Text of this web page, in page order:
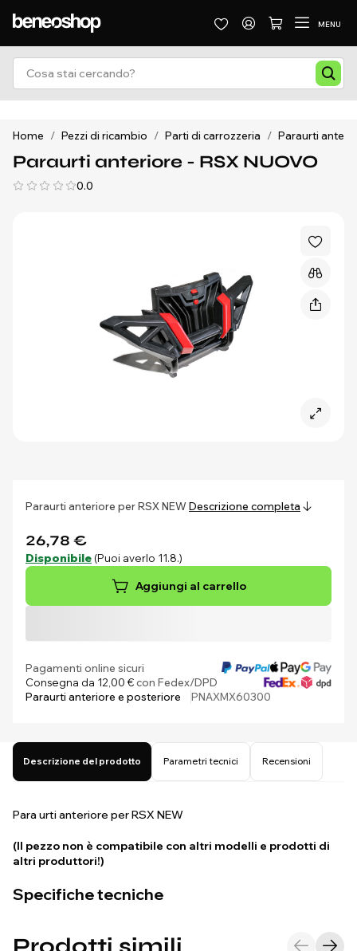
MENU
Home / Pezzi di ricambio / Parti di carrozzeria / Paraurti
Paraurti anteriore - RSX NUOVO
0.0
Paraurti anteriore per RSX NEWDescrizione completa
26,78 €
Disponibile (Puoi averlo 11.8.)
Aggiungi al carrello
Pagamenti online sicuri
Consegna da 12,00 €con Fedex/DPD
Paraurti anteriore e posteriore
PNAXMX60300
Descrizione del prodotto Parametri tecnici Recensioni
Para urti anteriore per RSX NEW
(Il pezzo non è compatibile con altri modelli e prodotti di
altri produttori!)
Specifiche tecniche